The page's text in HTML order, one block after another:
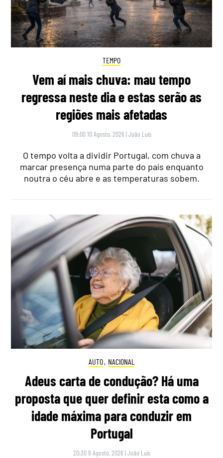
TEMPO
Vem aí mais chuva: mau tempo
regressa neste dia e estas serão as
regiões mais afetadas
09:00 10 Agosto, 2026 |João Luís
O tempo volta a dividir Portugal, com chuva a
marcar presença numa parte do país enquanto
noutra o céu abre e as temperaturas sobem.
AUTO, NACIONAL
Adeus carta de condução? Há uma
proposta que quer definir esta como a
idade máxima para conduzir em
Portugal
20:30 9 Agosto, 2026 |João Luís